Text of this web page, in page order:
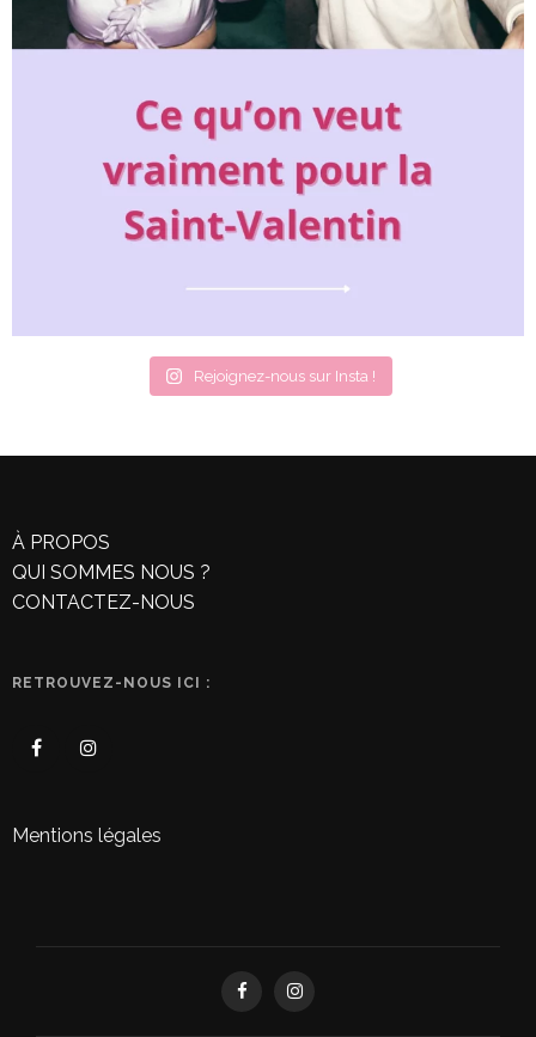
Rejoignez-nous sur Insta !
À PROPOS
QUI SOMMES NOUS ?
CONTACTEZ-NOUS
RETROUVEZ-NOUS ICI :
Mentions légales